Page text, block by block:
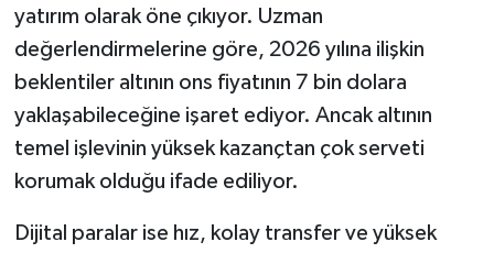
yatırım olarak öne çıkıyor. Uzman
değerlendirmelerine göre, 2026 yılına ilişkin
beklentiler altının ons fiyatının 7 bin dolara
yaklaşabileceğine işaret ediyor. Ancak altının
temel işlevinin yüksek kazançtan çok serveti
korumak olduğu ifade ediliyor.
Dijital paralar ise hız, kolay transfer ve yüksek